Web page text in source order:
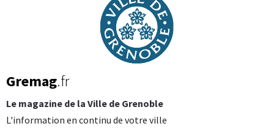
Gremag.fr
Le magazine de la Ville de Grenoble
L'information en continu de votre ville